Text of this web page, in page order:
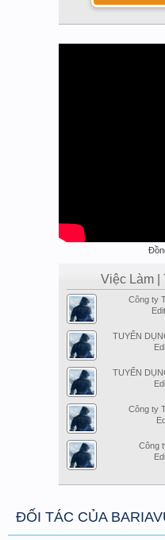
Việc Làm |
Công ty
TUYỂN
TUYỂN
Công ty
Công
ĐỐI TÁC CỦA